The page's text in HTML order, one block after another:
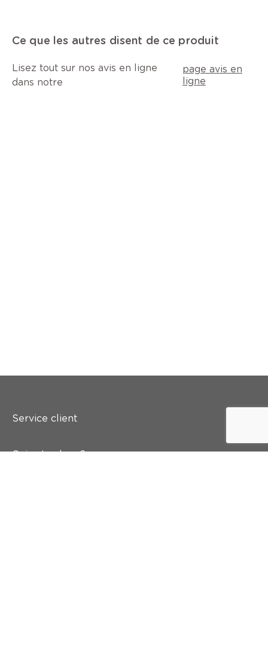
Ce que les autres disent de ce produit
Lisez tout sur nos avis en ligne
dans notre
page avis en
ligne
Service client
Qui est colora ?